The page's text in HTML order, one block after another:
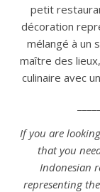
petit
décoration
mélangé à un
maître des
culinaire avec
If you are
that you
Indonesian
representing